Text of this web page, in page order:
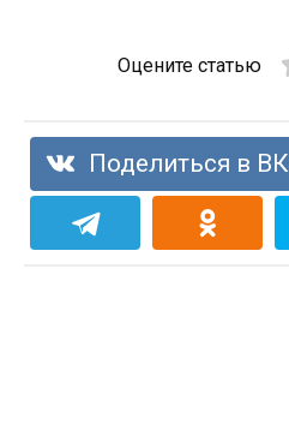
Оцените статью
Поделиться в